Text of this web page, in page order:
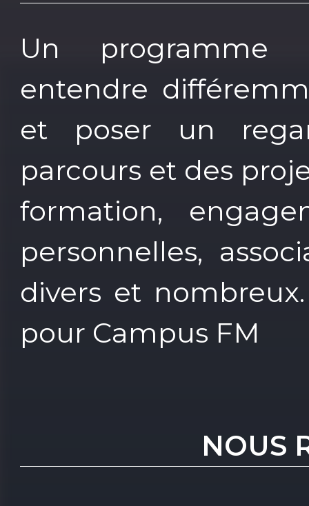
Un programme
entendre
et poser un
parcours et des
formation,
personnelles,
divers et
pour Campus FM
NOUS